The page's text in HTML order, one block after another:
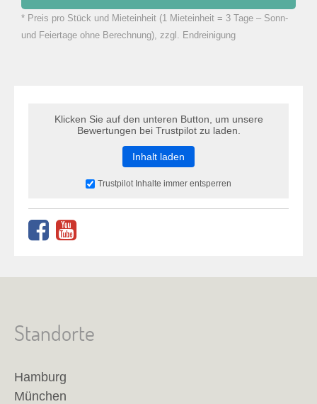
zu Warenkorb hinzugefügt.
* Preis pro Stück und Mieteinheit (1 Mieteinheit = 3 Tage – Sonn-
und Feiertage ohne Berechnung), zzgl. Endreinigung
Klicken Sie auf den unteren Button, um unsere
Bewertungen bei Trustpilot zu laden.
Inhalt laden
Trustpilot Inhalte immer entsperren
Standorte
Hamburg
München